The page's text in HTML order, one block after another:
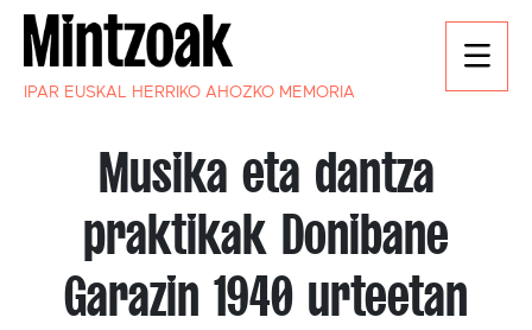
IPAR EUSKAL HERRIKO AHOZKO MEMORIA
Musika eta dantza
praktikak Donibane
Garazin 1940 urteetan